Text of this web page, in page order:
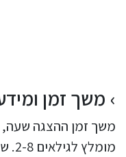
משך זמן
משך זמן ההצגה שעה,